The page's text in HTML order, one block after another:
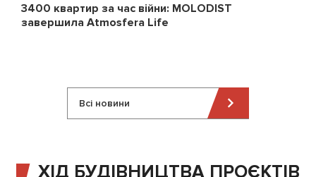
3400 квартир за час війни: MOLODIST
завершила Atmosfera Life
Всі новини
ХІД БУДІВНИЦТВА ПРОЄКТІВ